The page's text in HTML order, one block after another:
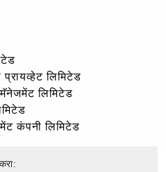
लिमिटेड
लिमिटेड
कंपनी लिमिटेड